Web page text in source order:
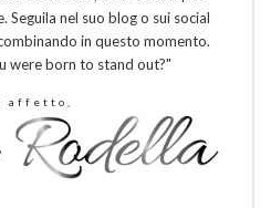
Seguila nel suo blog o sui social
in questo momento.
were born to stand out?"
affetto,